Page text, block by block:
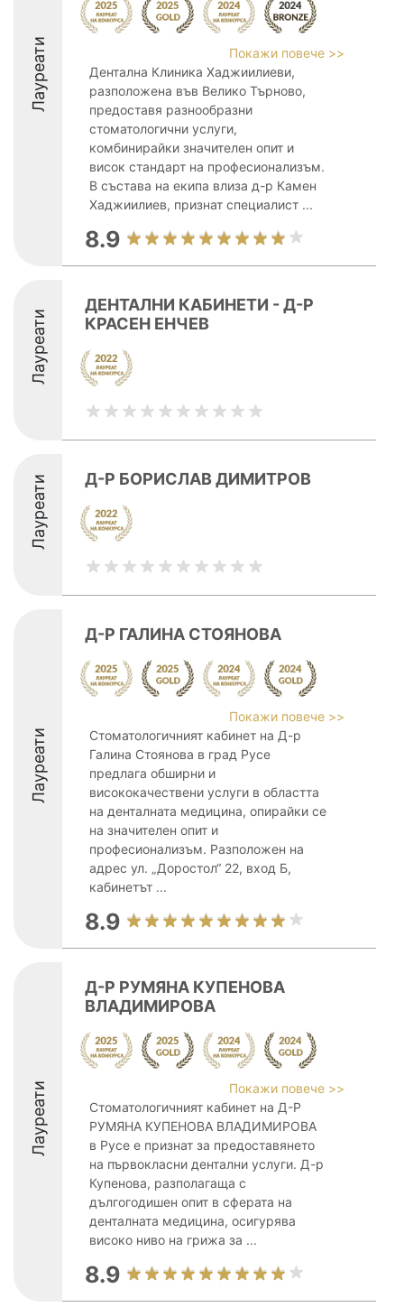
Лауреати
Покажи повече >>
Дентална Клиника Хаджиилиеви,
разположена във Велико Търново,
предоставя разнообразни
стоматологични услуги,
комбинирайки значителен опит и
висок стандарт на професионализъм.
В състава на екипа влиза д-р Камен
Хаджиилиев, признат специалист ...
8.9
Лауреати
ДЕНТАЛНИ КАБИНЕТИ - Д-Р
КРАСЕН ЕНЧЕВ
Лауреати Д-Р БОРИСЛАВ ДИМИТРОВ
Лауреати
Д-Р ГАЛИНА СТОЯНОВА
Покажи повече >>
Стоматологичният кабинет на Д-р
Галина Стоянова в град Русе
предлага обширни и
висококачествени услуги в областта
на денталната медицина, опирайки се
на значителен опит и
професионализъм. Разположен на
адрес ул. „Доростол“ 22, вход Б,
кабинетът ...
8.9
Лауреати
Д-Р РУМЯНА КУПЕНОВА
ВЛАДИМИРОВА
Покажи повече >>
Стоматологичният кабинет на Д-Р
РУМЯНА КУПЕНОВА ВЛАДИМИРОВА
в Русе е признат за предоставянето
на първокласни дентални услуги. Д-р
Купенова, разполагаща с
дългогодишен опит в сферата на
денталната медицина, осигурява
високо ниво на грижа за ...
8.9